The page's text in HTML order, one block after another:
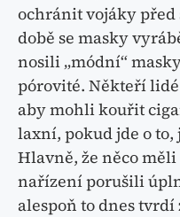
ochránit vojáky před
době se masky
nosili „módní“
pórovité. Někteří
aby mohli kouřit
laxní, pokud jde o
Hlavně, že něco
nařízení porušili
alespoň to dnes tvrdí